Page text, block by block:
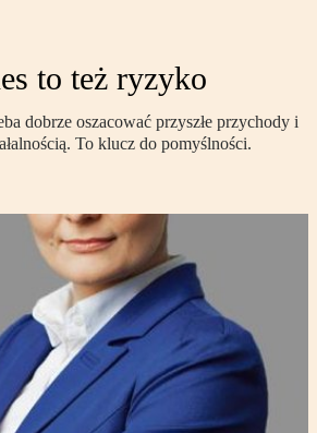
to też ryzyko
dobrze oszacować przyszłe przychody i
To klucz do pomyślności.